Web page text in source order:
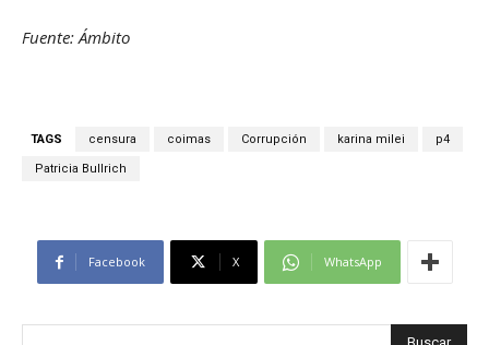
Fuente: Ámbito
TAGS censura coimas Corrupción karina milei p4
Patricia Bullrich
Facebook X WhatsApp